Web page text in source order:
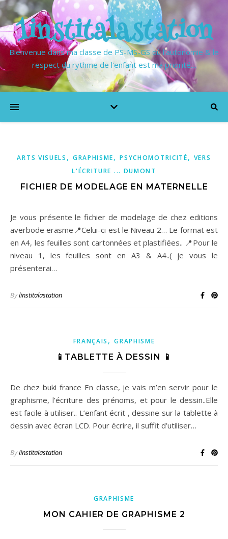
1institalastation
Bienvenue dans ma classe de PS-MS-GS où l'autonomie & le
respect du rythme de l'enfant est ma priorité…
ARTS VISUELS , GRAPHISME,PSYCHOMOTRICITÉ, VERS
L'ÉCRITURE ... DUMONT
FICHIER DE MODELAGE EN MATERNELLE
Je vous présente le fichier de modelage de chez editions
averbode erasme📍Celui-ci est le Niveau 2… Le format est
en A4, les feuilles sont cartonnées et plastifiées.. 📍Pour le
niveau 1, les feuilles sont en A3 & A4..( je vous le
présenterai…
Bylinstitalastation
FRANÇAIS ,GRAPHISME
📱TABLETTE À DESSIN 📱
De chez buki france En classe, je vais m’en servir pour le
graphisme, l’écriture des prénoms, et pour le dessin..Elle
est facile à utiliser.. L’enfant écrit , dessine sur la tablette à
dessin avec écran LCD. Pour écrire, il suffit d’utiliser…
Bylinstitalastation
GRAPHISME
MON CAHIER DE GRAPHISME 2